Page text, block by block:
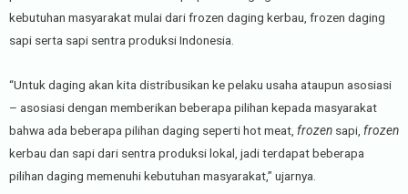
kebutuhan masyarakat mulai dari frozen daging kerbau, frozen daging
sapi serta sapi sentra produksi Indonesia.
“Untuk daging akan kita distribusikan ke pelaku usaha ataupun asosiasi
– asosiasi dengan memberikan beberapa pilihan kepada masyarakat
bahwa ada beberapa pilihan daging seperti hot meat, frozen sapi, frozen
kerbau dan sapi dari sentra produksi lokal, jadi terdapat beberapa
pilihan daging memenuhi kebutuhan masyarakat,” ujarnya.